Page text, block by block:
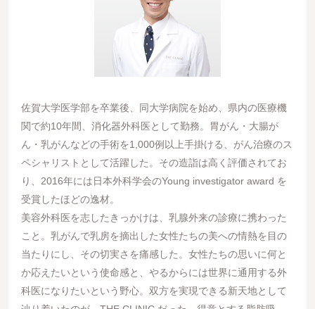
佐賀大学医学部を卒業後、同大学病院を始め、県内の医療機
関で約10年間、消化器外科医として勤務。胃がん・大腸が
ん・乳がんなどの手術を1,000例以上手掛ける、がん治療のス
ペシャリストとして活躍した。その造詣は高く評価されてお
り、2016年には日本外科学会のYoung investigator award を
受賞したほどの逸材。
美容外科医を志したきっかけは、乳腺外来の診療に携わった
こと。乳がんで乳房を摘出した女性たちの美への情熱を目の
当たりにし、その切実さを痛感した。女性たちの思いに何と
か応えたいという使命感と、やるからには世界に通用する外
科医になりたいという野心。双方を実現できる新天地として